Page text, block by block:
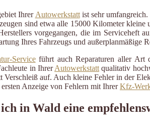
Ihrer Autowerkstattist sehr umfangreich.
sind etwa alle 15000 Kilometer
vorgegangen, die im Serviceheft
Ihres Fahrzeugs und außerplanmäßige
Serviceführt auch Reparaturen aller Art
in IhrerAutowerkstatt qualitativ
Verschleiß auf. Auch kleine Fehler in der
Anzeige von Fehlern mit IhrerKfz-
in Wald eine